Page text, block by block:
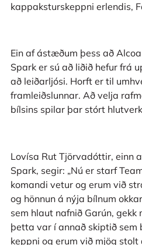
kappaksturskeppni erlendis,
Ein af ástæðum þess að
Spark er sú að liðið hefur frá
að leiðarljósi. Horft er til
framleiðslunnar. Að velja
bílsins spilar þar stórt
Lovísa Rut Tjörvadóttir, einn
Spark, segir: „Nú er starf
komandi vetur og erum við
og hönnun á nýja bílnum
sem hlaut nafnið Garún, gekk
þetta var í annað skiptið sem
keppni og erum við mjög stolt